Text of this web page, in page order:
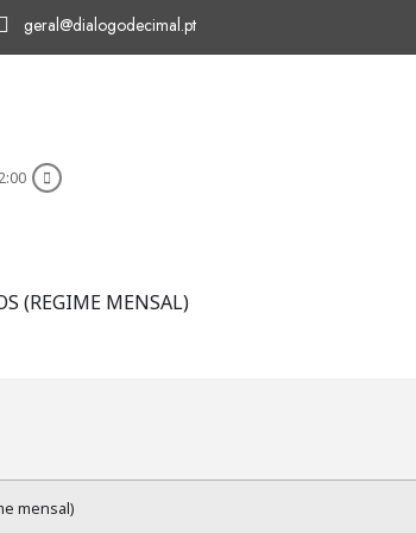
geral@dialogodecimal.pt
(REGIME MENSAL)
mensal)